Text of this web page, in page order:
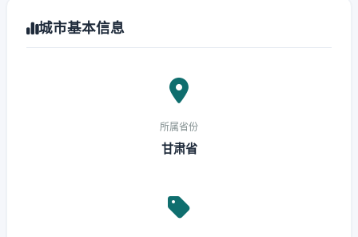
城市基本信息
所属省份
甘肃省